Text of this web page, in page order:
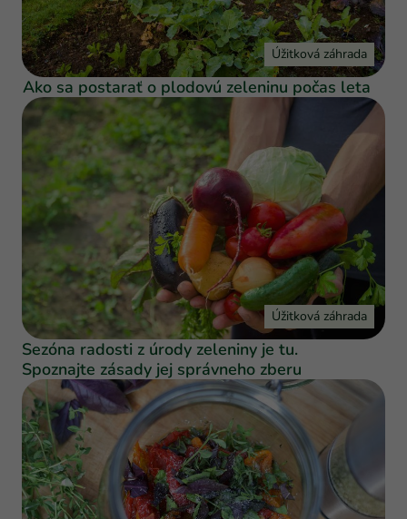
Úžitková záhrada
Ako sa postarať o plodovú zeleninu počas leta
Úžitková záhrada
Sezóna radosti z úrody zeleniny je tu.
Spoznajte zásady jej správneho zberu